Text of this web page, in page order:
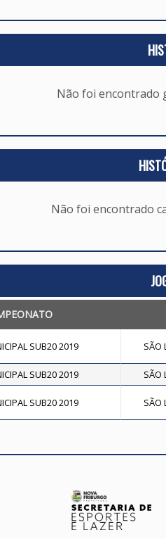
Não foi encontrado
Não foi encontrado
SUB20 2019 SÃO
SUB20 2019 SÃO
SUB20 2019 SÃO